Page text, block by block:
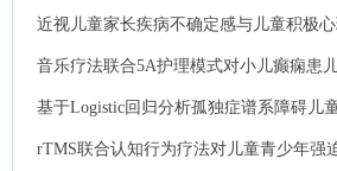
近视儿童家长疾病不确定感与儿童积极
素分析.
音乐疗法联合5A护理模式对小儿癫痫患
基于Logistic回归分析孤独症谱系障碍儿
rTMS联合认知行为疗法对儿童青少年强